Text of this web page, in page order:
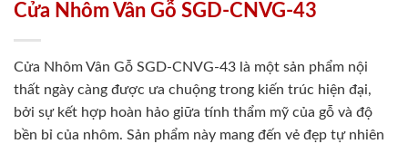
Cửa Nhôm Vân Gỗ SGD-CNVG-43
Cửa Nhôm Vân Gỗ SGD-CNVG-43 là một sản phẩm nội
thất ngày càng được ưa chuộng trong kiến trúc hiện đại,
bởi sự kết hợp hoàn hảo giữa tính thẩm mỹ của gỗ và độ
bền bỉ của nhôm. Sản phẩm này mang đến vẻ đẹp tự nhiên